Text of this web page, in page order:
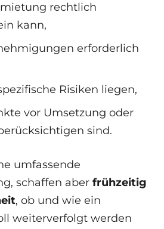
rechtlich
kann,
erforderlich
Risiken liegen,
vor Umsetzung oder
sind.
umfassende
schaffen aber frühzeitig
, ob und wie ein
weiterverfolgt werden